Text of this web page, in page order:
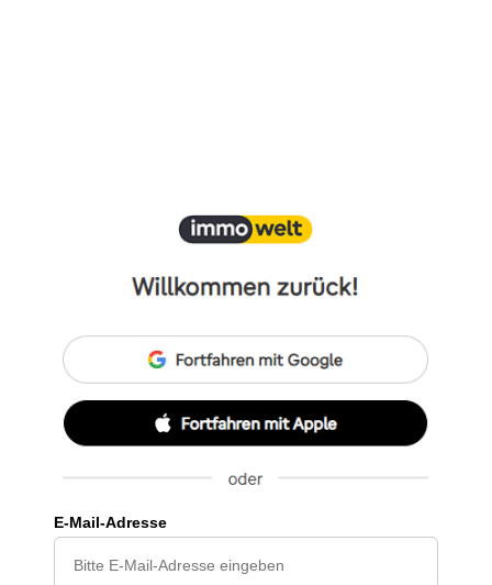
E-Mail-Adresse